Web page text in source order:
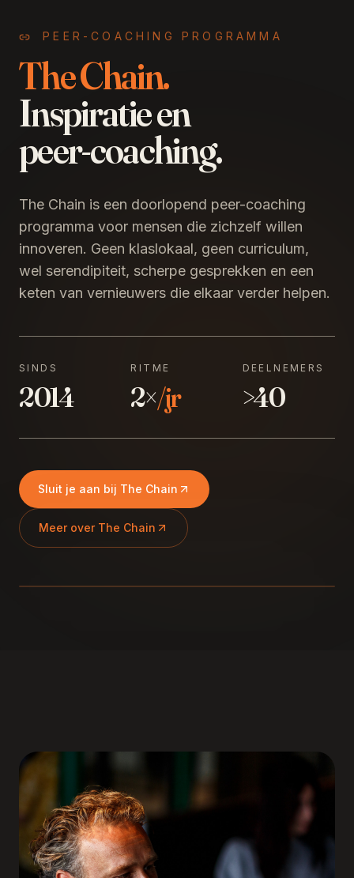
PEER-COACHING PROGRAMMA
The Chain.
Inspiratie en
peer-coaching.
The Chain is een doorlopend peer-coaching
programma voor mensen die zichzelf willen
innoveren. Geen klaslokaal, geen curriculum,
wel serendipiteit, scherpe gesprekken en een
keten van vernieuwers die elkaar verder helpen.
SINDS
2014
RITME
2×/jr
DEELNEMERS
>40
Sluit je aan bij The Chain
Meer over The Chain
Vandaag voor het eerst bij The Chain. Zoveel
herkenning in de kring.
MARK·EDITIE 12
jij in stand wat eigenlijk weg mag?
LIN EDITIE 14
Ik kwam binnen met een knoop, ga weg